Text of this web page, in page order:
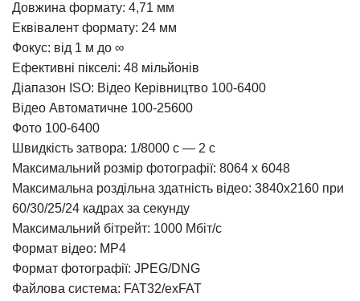
Довжина формату: 4,71 мм
Еквівалент формату: 24 мм
Фокус: від 1 м до ∞
Ефективні пікселі: 48 мільйонів
Діапазон ISO: Відео Керівництво 100-6400
Відео Автоматичне 100-25600
Фото 100-6400
Швидкість затвора: 1/8000 с — 2 с
Максимальний розмір фотографії: 8064 x 6048
Максимальна роздільна здатність відео: 3840x2160 при
60/30/25/24 кадрах за секунду
Максимальний бітрейт: 1000 Мбіт/с
Формат відео: MP4
Формат фотографії: JPEG/DNG
Файлова система: FAT32/exFAT